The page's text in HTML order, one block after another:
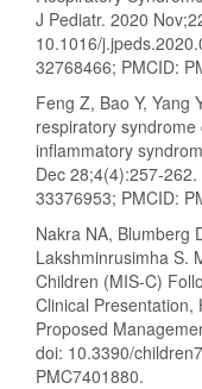
J Pediatr. 2020
10.1016/
32768466; PMCID:
Feng Z, Bao Y, Yang
respiratory
inflammatory
Dec 28;4(4):257-
33376953; PMCID:
Nakra NA, Blumberg
Lakshminrusimha S.
Children (MIS-C)
Clinical Presentation,
Proposed
doi: 10.3390/
PMC7401880.